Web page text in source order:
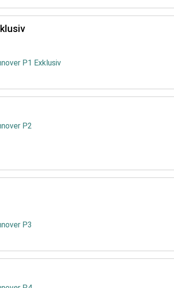
P1 Exklusiv
P2
P3